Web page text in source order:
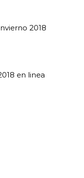
2018
en linea